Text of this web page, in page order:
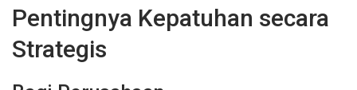
Pentingnya Kepatuhan secara
Strategis